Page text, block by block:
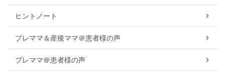
ヒントノート
プレママ＆産後ママ＠患者様の声
プレママ＠患者様の声